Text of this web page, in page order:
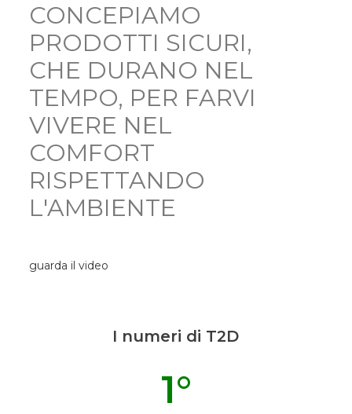
CONCEPIAMO
PRODOTTI SICURI,
CHE DURANO NEL
TEMPO, PER FARVI
VIVERE NEL
COMFORT
RISPETTANDO
L'AMBIENTE
guarda il video
I numeri di T2D
1°